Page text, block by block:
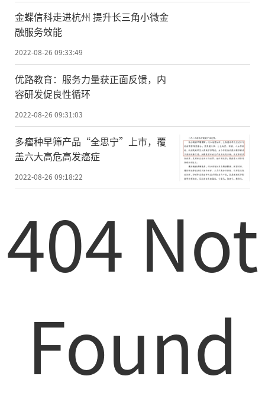
金蝶信科走进杭州 提升长三角小微金
融服务效能
2022-08-26 09:33:49
优路教育：服务力量获正面反馈，内
容研发促良性循环
2022-08-26 09:31:03
多瘤种早筛产品“全思宁”上市，覆
盖六大高危高发癌症
2022-08-26 09:18:22
404 Not
Found